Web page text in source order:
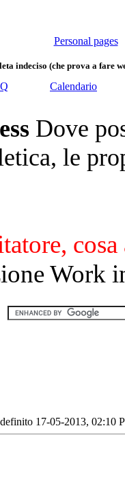
Personal pages
indeciso (che prova a fare
Calendario
Dove
le
cosa
Work
17-05-2013, 02:10